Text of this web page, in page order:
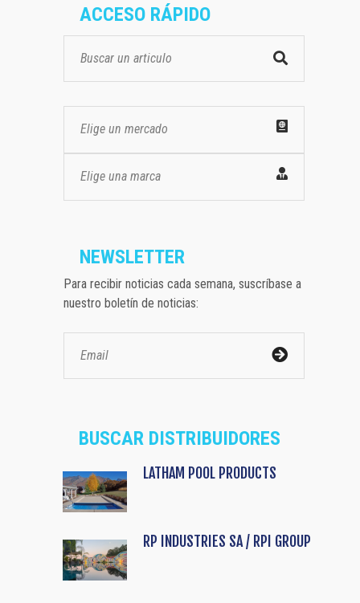
ACCESO RÁPIDO
Elige un mercado
Elige una marca
NEWSLETTER
Para recibir noticias cada semana, suscríbase a
nuestro boletín de noticias:
BUSCAR DISTRIBUIDORES
LATHAM POOL PRODUCTS
RP INDUSTRIES SA / RPI GROUP